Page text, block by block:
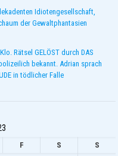
Idiotengesellschaft,
der Gewaltphantasien
Rätsel GELÖST durch DAS
bekannt. Adrian sprach
in tödlicher Falle
F S
S